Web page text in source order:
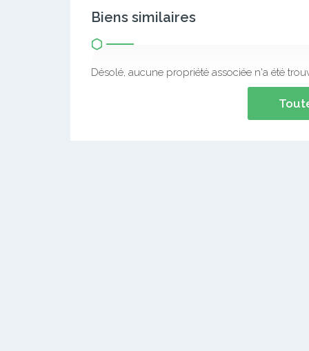
Biens similaires
Désolé, aucune propriété associée n'a été